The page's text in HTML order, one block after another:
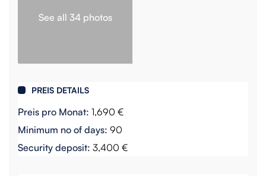
See all 34 photos
PREIS DETAILS
Preis pro Monat: 1,690 €
Minimum no of days: 90
Security deposit: 3,400 €